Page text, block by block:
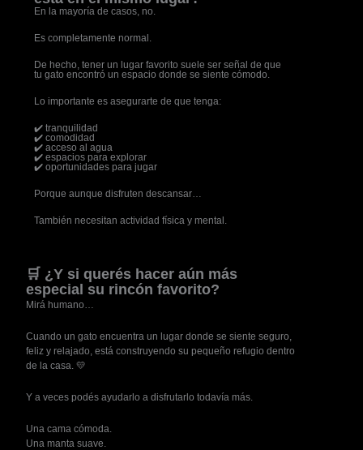
En la mayoría de casos, no.
Es completamente normal.
De hecho, tener un lugar favorito suele ser señal de que
tu gato encontró un espacio donde se siente cómodo.
Lo importante es asegurarte de que tenga:
✔️ tranquilidad
✔️ comodidad
✔️ acceso al agua
✔️ espacios para explorar
✔️ oportunidades para jugar
Porque aunque disfruten descansar…
También necesitan actividad física y mental.
🛒 ¿Y si querés hacer aún más
especial su rincón favorito?
Mirá humano…
Cuando un gato encuentra un lugar donde se siente seguro,
feliz y relajado, está construyendo su pequeño refugio dentro
de la casa. 💛
Y a veces podés ayudarlo a disfrutarlo todavía más.
Una cama cómoda.
Una manta suave.